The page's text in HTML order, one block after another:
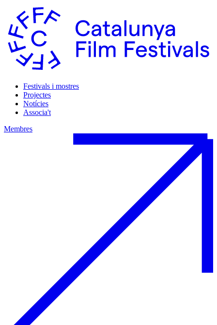
Festivals i mostres
Projectes
Notícies
Associa't
Membres